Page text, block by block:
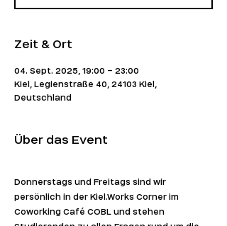
Zeit & Ort
04. Sept. 2025, 19:00 – 23:00
Kiel, Legienstraße 40, 24103 Kiel,
Deutschland
Über das Event
Donnerstags und Freitags sind wir
persönlich in der Kiel.Works Corner im
Coworking Café COBL und stehen